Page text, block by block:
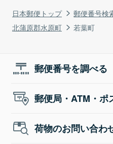
日本郵便トップ 郵便番号検
北蒲原郡水原町
若葉町
郵便番号を調べる
郵便局・ATM・ポ
荷物のお問い合わ